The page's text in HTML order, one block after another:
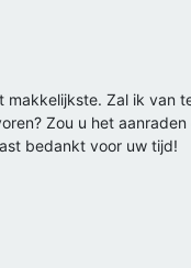
Zal ik van
Zou u het
bedankt voor uw tijd!